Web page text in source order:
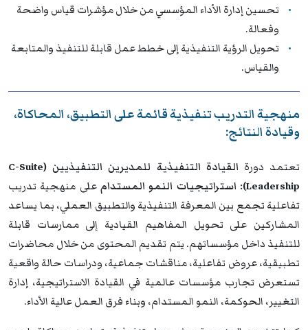
تحسين إدارة الأداء المؤسسي من خلال مؤشرات قياس واضحة
وفعالة.
تحويل الرؤية التنفيذية إلى خطط عمل قابلة للتنفيذ والمتابعة
والقياس.
منهجية التدريب تنفيذية قائمة على التطبيق، المحاكاة،
وقيادة النتائج:
تعتمد دورة
القيادة التنفيذية للمديرين التنفيذيين (C-Suite
Leadership): استراتيجيات النمو المستدام
على منهجية تدريب
تفاعلية تجمع بين المعرفة التنفيذية والتطبيق العملي، بما يساعد
المشاركين على تحويل المفاهيم القيادية إلى ممارسات قابلة
للتنفيذ داخل مؤسساتهم. يتم تقديم المحتوى من خلال محاضرات
تطبيقية، عروض تفاعلية، مناقشات جماعية، ودراسات حالة واقعية
تستعرض تجارب مؤسسات عالمية في القيادة الاستراتيجية، إدارة
التغيير، الحوكمة، النمو المستدام، وبناء فرق العمل عالية الأداء.